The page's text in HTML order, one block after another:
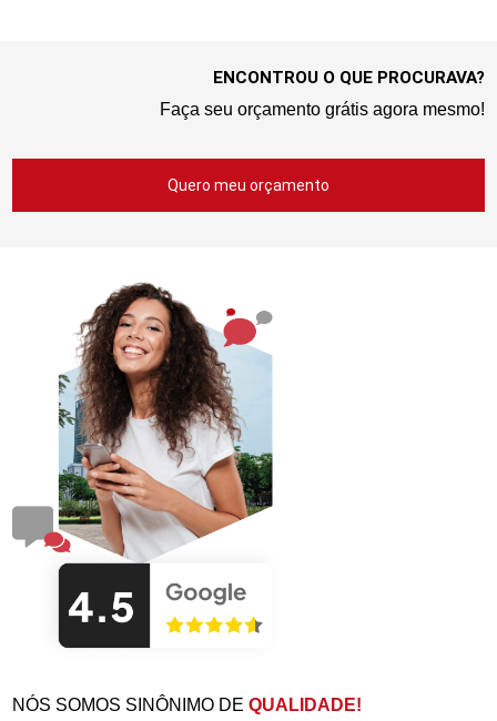
ENCONTROU O QUE PROCURAVA?
Faça seu orçamento grátis agora mesmo!
Quero meu orçamento
NÓS SOMOS SINÔNIMO DEQUALIDADE!